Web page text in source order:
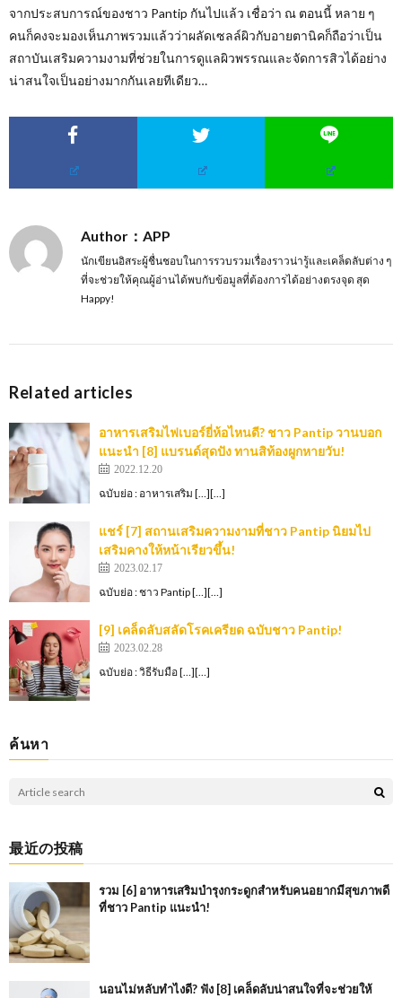
จากประสบการณ์ของชาว Pantip กันไปแล้ว เชื่อว่า ณ ตอนนี้ หลาย ๆ
คนก็คงจะมองเห็นภาพรวมแล้วว่าผลัดเซลล์ผิวกับอายตานิคก็ถือว่าเป็น
สถาบันเสริมความงามที่ช่วยในการดูแลผิวพรรณและจัดการสิวได้อย่าง
น่าสนใจเป็นอย่างมากกันเลยทีเดียว…
Author：APP
นักเขียนอิสระผู้ชื่นชอบในการรวบรวมเรื่องราวน่ารู้และเคล็ดลับต่าง ๆ
ที่จะช่วยให้คุณผู้อ่านได้พบกับข้อมูลที่ต้องการได้อย่างตรงจุด สุด
Happy!
Related articles
อาหารเสริมไฟเบอร์ยี่ห้อไหนดี? ชาว Pantip วานบอก
แนะนำ [8] แบรนด์สุดปัง ทานสิท้องผูกหายวับ!
2022.12.20
ฉบับย่อ : อาหารเสริม […][…]
แชร์ [7] สถานเสริมความงามที่ชาว Pantip นิยมไป
เสริมคางให้หน้าเรียวขึ้น!
2023.02.17
ฉบับย่อ : ชาว Pantip […][…]
[9] เคล็ดลับสลัดโรคเครียด ฉบับชาว Pantip!
2023.02.28
ฉบับย่อ : วิธีรับมือ […][…]
ค้นหา
最近の投稿
รวม [6] อาหารเสริมบำรุงกระดูกสำหรับคนอยากมีสุขภาพดี
ที่ชาว Pantip แนะนำ!
นอนไม่หลับทำไงดี? ฟัง [8] เคล็ดลับน่าสนใจที่จะช่วยให้